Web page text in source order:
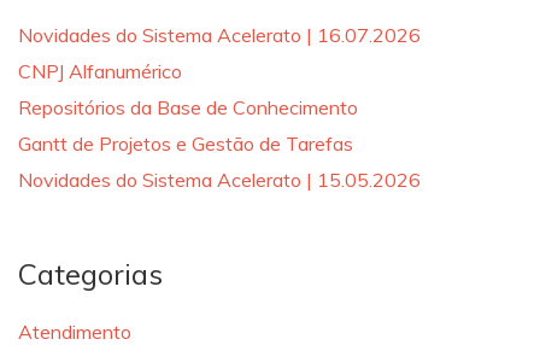
Novidades do Sistema Acelerato | 16.07.2026
CNPJ Alfanumérico
Repositórios da Base de Conhecimento
Gantt de Projetos e Gestão de Tarefas
Novidades do Sistema Acelerato | 15.05.2026
Categorias
Atendimento